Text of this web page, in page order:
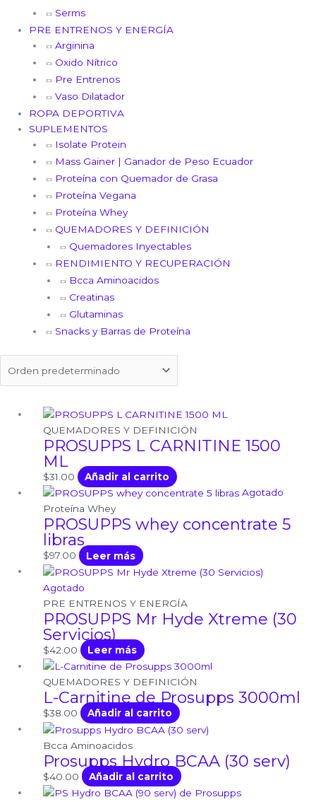
Serms
PRE ENTRENOS Y ENERGÍA
Arginina
Oxido Nítrico
Pre Entrenos
Vaso Dilatador
ROPA DEPORTIVA
SUPLEMENTOS
Isolate Protein
Mass Gainer | Ganador de Peso Ecuador
Proteína con Quemador de Grasa
Proteína Vegana
Proteína Whey
QUEMADORES Y DEFINICIÓN
Quemadores Inyectables
RENDIMIENTO Y RECUPERACIÓN
Bcca Aminoacidos
Creatinas
Glutaminas
Snacks y Barras de Proteína
QUEMADORES Y DEFINICIÓN
PROSUPPS L CARNITINE 1500
ML
$31.00
Añadir al carrito
Agotado
Proteína Whey
PROSUPPS whey concentrate 5
libras
$97.00 Leer más
Agotado
PRE ENTRENOS Y ENERGÍA
PROSUPPS Mr Hyde Xtreme (30
Servicios)
$42.00 Leer más
QUEMADORES Y DEFINICIÓN
L-Carnitine de Prosupps 3000ml
$38.00 Añadir al carrito
Bcca Aminoacidos
Prosupps Hydro BCAA (30 serv)
$40.00 Añadir al carrito